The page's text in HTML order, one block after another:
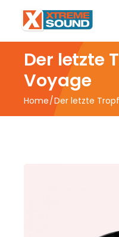
Der letzte
Voyage
Home Der letzte